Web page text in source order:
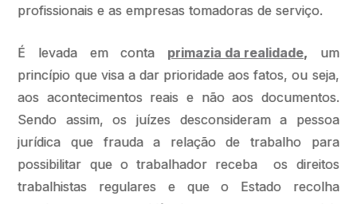
profissionais e as empresas tomadoras de serviço.
É levada em conta primazia da realidade, um
princípio que visa a dar prioridade aos fatos, ou seja,
aos acontecimentos reais e não aos documentos.
Sendo assim, os juízes desconsideram a pessoa
jurídica que frauda a relação de trabalho para
possibilitar que o trabalhador receba os direitos
trabalhistas regulares e que o Estado recolha